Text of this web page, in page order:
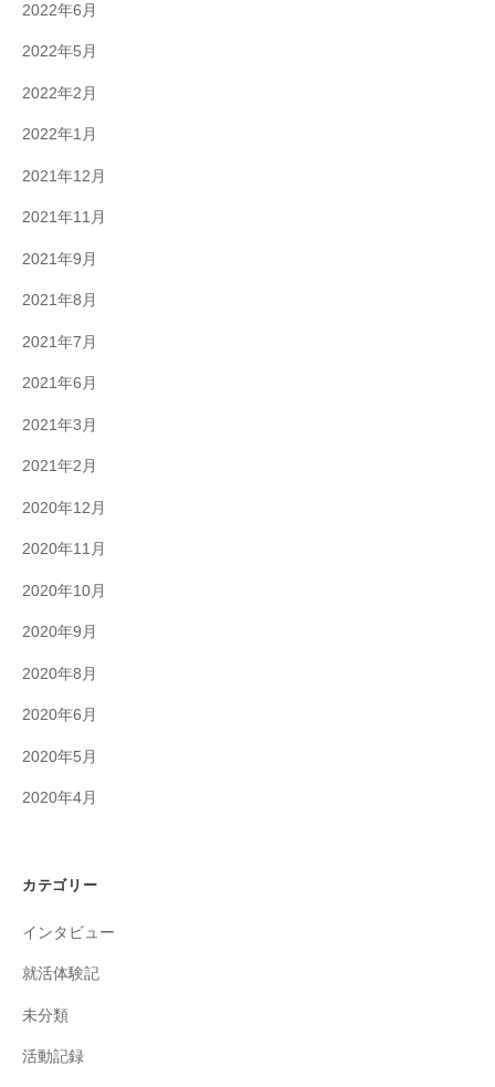
2022年6月
2022年5月
2022年2月
2022年1月
2021年12月
2021年11月
2021年9月
2021年8月
2021年7月
2021年6月
2021年3月
2021年2月
2020年12月
2020年11月
2020年10月
2020年9月
2020年8月
2020年6月
2020年5月
2020年4月
カテゴリー
インタビュー
就活体験記
未分類
活動記録